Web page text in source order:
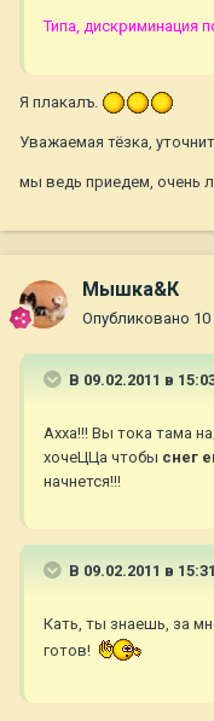
Типа, дискриминация
Я плакалъ.
Уважаемая тёзка,
мы ведь приедем, очень
Мышка&К
Опубликовано
В 09.02.2011 в
Ахха!!! Вы тока тама
хочеЦЦа чтобы снег
начнется!!!
В 09.02.2011 в
Кать, ты знаешь, за
готов!